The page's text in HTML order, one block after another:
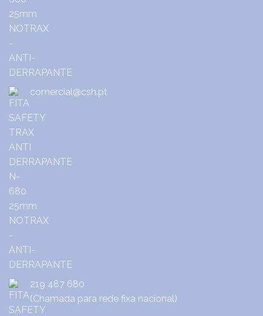
comercial@csh.pt
219 487 680
(Chamada para rede fixa nacional)